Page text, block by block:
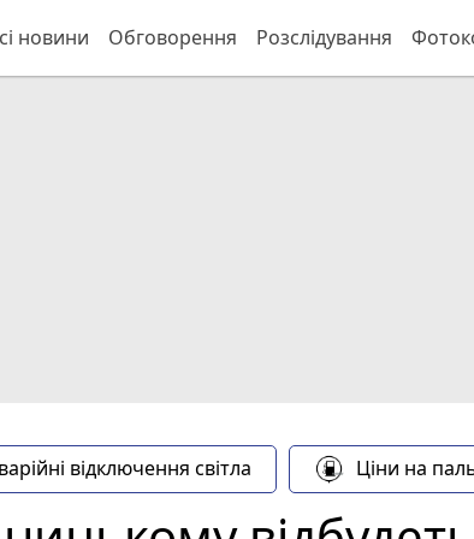
новини Обговорення Розслідування
відключення світла Ціни на